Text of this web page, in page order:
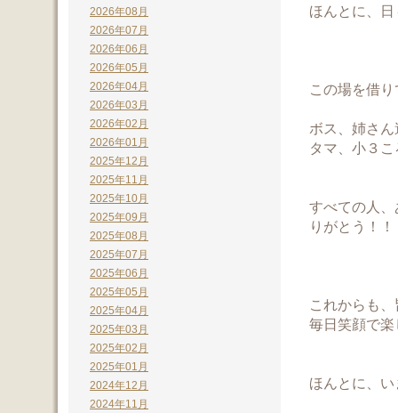
ほんとに、
この場を借り
ボス、姉さ
タマ、小３
すべての人
りがとう！
これからも
毎日笑顔で
ほんとに、
2026年08月
2026年07月
2026年06月
2026年05月
2026年04月
2026年03月
2026年02月
2026年01月
2025年12月
2025年11月
2025年10月
2025年09月
2025年08月
2025年07月
2025年06月
2025年05月
2025年04月
2025年03月
2025年02月
2025年01月
2024年12月
2024年11月